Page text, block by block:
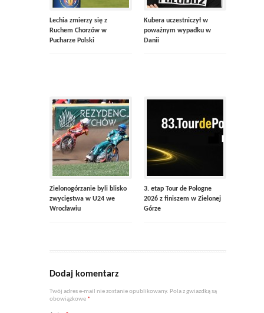
Lechia zmierzy się z
Ruchem Chorzów w
Pucharze Polski
Kubera uczestniczył w
poważnym wypadku w
Danii
Zielonogórzanie byli blisko
zwycięstwa w U24 we
Wrocławiu
3. etap Tour de Pologne
2026 z finiszem w Zielonej
Górze
Dodaj komentarz
Twój adres e-mail nie zostanie opublikowany. Pola z gwiazdką są
obowiązkowe *